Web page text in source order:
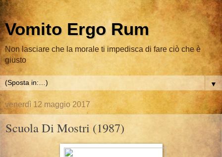
Vomito Ergo Rum
Non lasciare che la morale ti impedisca di fare ciò che è
giusto
▼
venerdì 12 maggio 2017
Scuola Di Mostri (1987)